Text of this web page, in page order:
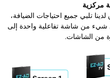
مركزية
تلبي جميع احتياجات الضيافة،
شيء من شاشة تفاعلية واحدة إلى
من الشاشات.